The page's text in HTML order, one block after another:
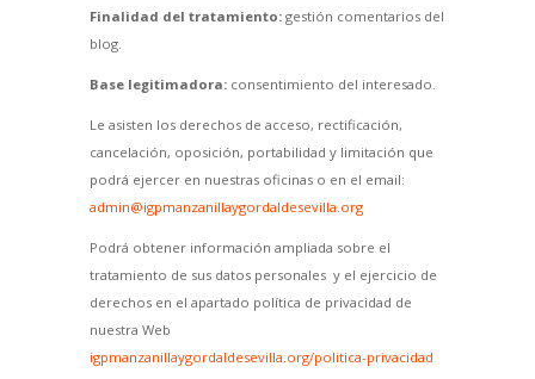
Finalidad del tratamiento:gestión comentarios del
blog.
Base legitimadora:consentimiento del interesado.
Le asisten los derechos de acceso, rectificación,
cancelación, oposición, portabilidad y limitación que
podrá ejercer en nuestras oficinas o en el email:
admin@igpmanzanillaygordaldesevilla.org
Podrá obtener información ampliada sobre el
tratamiento de sus datos personales y el ejercicio de
derechos en el apartado política de privacidad de
nuestra Web
igpmanzanillaygordaldesevilla.org/politica-privacidad